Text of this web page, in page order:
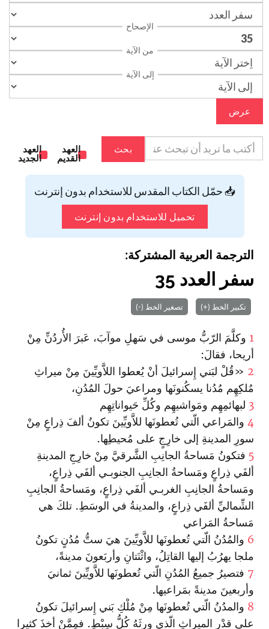
الإصحاح
من الآية
إلى الآية
عرض
بحث
العهد
القديم
العهد
الجديد
📥 حمّل الكتاب المقدس للاستخدام بدون إنترنت
تحميل للاستخدام بدون إنترنت
الترجمة العربية المشتركة:
سفر العدد 35
تكبير الخط (+) تصغير الخط (-)
1 وكلَّمَ الرّبُّ موسى في سَهلِ موآبَ، عَبرَ الأُردُنِّ مِنْ
أريحا، فقالَ:
2 «قُلْ لبَني إِسرائيلَ أنْ يُعطوا اللاَّويِّينَ مِنْ ميراثِ
مُلكِهِم مُدُنا يسكُنونَها ومراعيَ حولَ المُدُنِ‌،
3 لبهائمِهِم ومَواشيهِم وكُلِّ حَيواناتِهِم
4 والمَراعي الّتي تُعطونَها للاَّويِّينَ تكونُ ألفَ ذِراعٍ مِنْ
سورِ المدينةِ إلى خارِجٍ على مُحيطِها.
5 فتكونُ مَساحةُ الجانِبِ الشَّرقيَّ مِنْ خارِجِ المدينةِ
ألفَي ذِراعٍ ومَساحةُ الجانِبِ الجنوبـي ألفَي ذِراعٍ،
ومَساحةُ الجانِبِ الغربـي ألفَي ذِراعٍ، ومَساحةُ الجانِبِ
الشِّماليِّ ألفَي ذِراعٍ، والمدينةُ في الوسَطِ. تلكَ هي
مَساحةُ المَراعي
6 والمُدُنُ الّتي تُعطونَها للاَّويِّينَ هيَ ستُّ مُدُنٍ تكونُ
ملجا يهرُبُ إليها القاتِلُ، وا‏ثْنَتانِ وأربَعونَ مدينةً‌،
7 فتصيرُ جميعُ المُدُنِ الّتي تُعطونَها للاَّويِّينَ ثمانيَ
وأربعينَ مدينةً بمَراعيها.
8 والمدُنُ الّتي تُعطونَها مِنْ مُلْكِ بَني إِسرائيلَ تكونُ
على قدْرِ الميراثِ الّذي ورِثَهُ كُلُّ سِبْطٍ. فمِمَّنْ أخذَ كثيرا